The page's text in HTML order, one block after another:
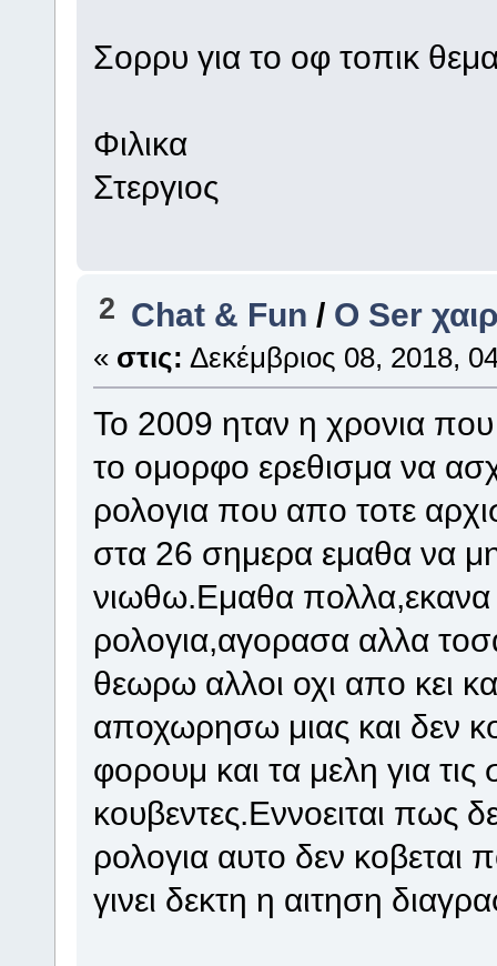
Σορρυ για το οφ τοπικ
Φιλικα
Στεργιος
2 Chat & Fun / Ο Ser
« στις: Δεκέμβριος 08, 2018,
Το 2009 ηταν η χρονια
το ομορφο ερεθισμα να
ρολογια που απο τοτε
στα 26 σημερα εμαθα να
νιωθω.Εμαθα
ρολογια,αγορασα αλλα
θεωρω αλλοι οχι απο κει
αποχωρησω μιας και δεν
φορουμ και τα μελη για τις
κουβεντες.Εννοειται πως
ρολογια αυτο δεν κοβεται
γινει δεκτη η αιτηση